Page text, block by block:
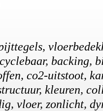
backing,
co2-uitstoot,
kleuren,
vloer, zonlicht,